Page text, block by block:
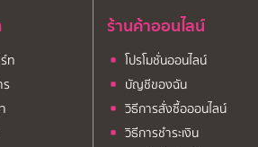
ท
ร้านค้าออนไลน์
โปรโมชั่นออนไลน์
บัญชีของฉัน
วิธีการสั่งซื้อออนไลน์
วิธีการชำระเงิน